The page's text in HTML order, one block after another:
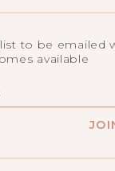
to be emailed
available